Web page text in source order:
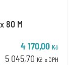
80 M
4 170,00 Kč
5 045,70 Kč s DPH